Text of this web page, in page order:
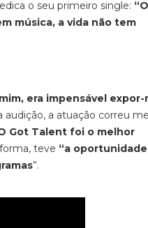
o seu primeiro single:
música, a vida não tem
era impensável expor-
audição, a atuação correu
Got Talent foi o melhor
teve “a
”.